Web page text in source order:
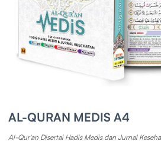
AL-QURAN MEDIS A4
Al-Qur'an Disertai Hadis Medis dan Jurnal